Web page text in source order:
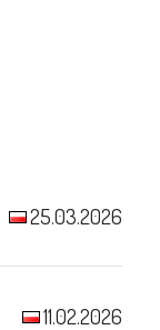
25.03.2026
11.02.2026